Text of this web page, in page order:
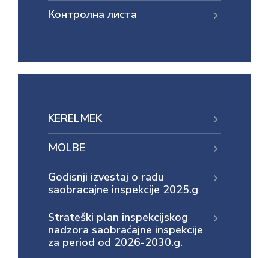
Контролна листа
KERELMEK
MOLBE
Godisnji izvestaj o radu
saobracajne inspekcije 2025.g
Strateški plan inspekcijskog
nadzora saobraćajne inspekcije
za period od 2026-2030.g.